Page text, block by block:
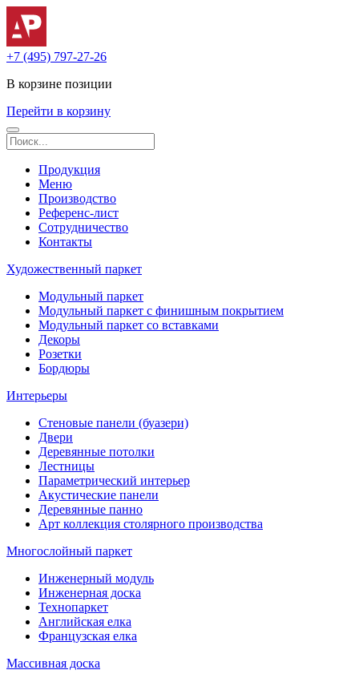
+7 (495) 797-27-26
В корзине позиции
Перейти в корзину
Продукция
Меню
Производство
Референс-лист
Сотрудничество
Контакты
Художественный паркет
Модульный паркет
Модульный паркет с финишным покрытием
Модульный паркет со вставками
Декоры
Розетки
Бордюры
Интерьеры
Стеновые панели (буазери)
Двери
Деревянные потолки
Лестницы
Параметрический интерьер
Акустические панели
Деревянные панно
Арт коллекция столярного производства
Многослойный паркет
Инженерный модуль
Инженерная доска
Технопаркет
Английская елка
Французская елка
Массивная доска